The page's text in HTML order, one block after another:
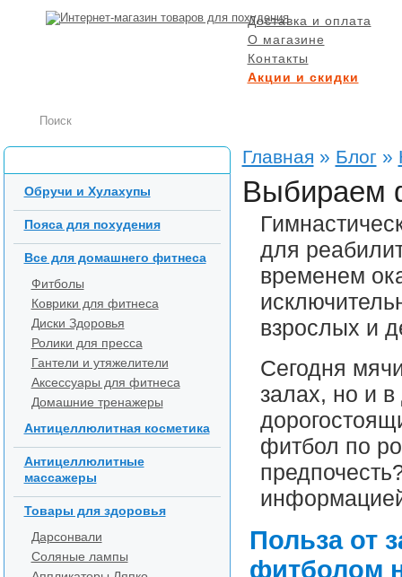
Доставка и оплата
О магазине
Контакты
Акции и скидки
Обручи и Хулахупы
Пояса для похудения
Все для домашнего фитнеса
Фитболы
Коврики для фитнеса
Диски Здоровья
Ролики для пресса
Гантели и утяжелители
Аксессуары для фитнеса
Домашние тренажеры
Антицеллюлитная косметика
Антицеллюлитные
массажеры
Товары для здоровья
Дарсонвали
Соляные лампы
Главная » Блог »
Выбираем
для
временем
взрослых и
Сегодня
залах, но и
фитбол по
Польза от
фитболом